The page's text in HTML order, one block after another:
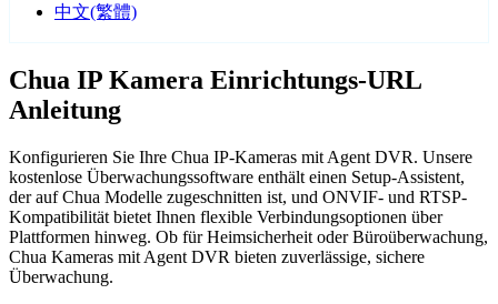
中文(繁體)
Chua IP Kamera Einrichtungs-URL
Anleitung
Konfigurieren Sie Ihre Chua IP-Kameras mit Agent DVR. Unsere
kostenlose Überwachungssoftware enthält einen Setup-Assistent,
der auf Chua Modelle zugeschnitten ist, und ONVIF- und RTSP-
Kompatibilität bietet Ihnen flexible Verbindungsoptionen über
Plattformen hinweg. Ob für Heimsicherheit oder Büroüberwachung,
Chua Kameras mit Agent DVR bieten zuverlässige, sichere
Überwachung.